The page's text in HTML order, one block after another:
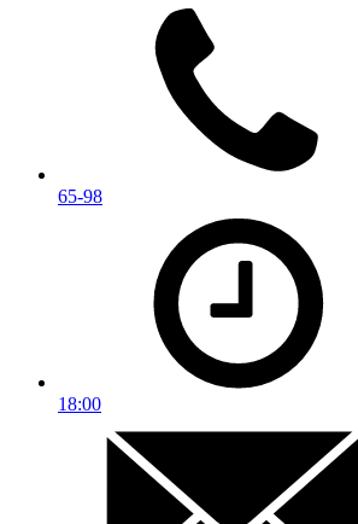
65-98
18:00